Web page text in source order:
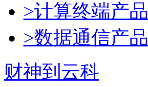
>计算终端产品
>数据通信产品
财神到云科